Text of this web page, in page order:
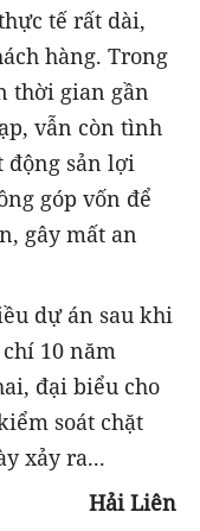
tế rất dài,
hàng. Trong
thời gian gần
vẫn còn tình
động sản lợi
góp vốn để
gây mất an
dự án sau khi
10 năm
đại biểu cho
soát chặt
xảy ra...
Hải Liên